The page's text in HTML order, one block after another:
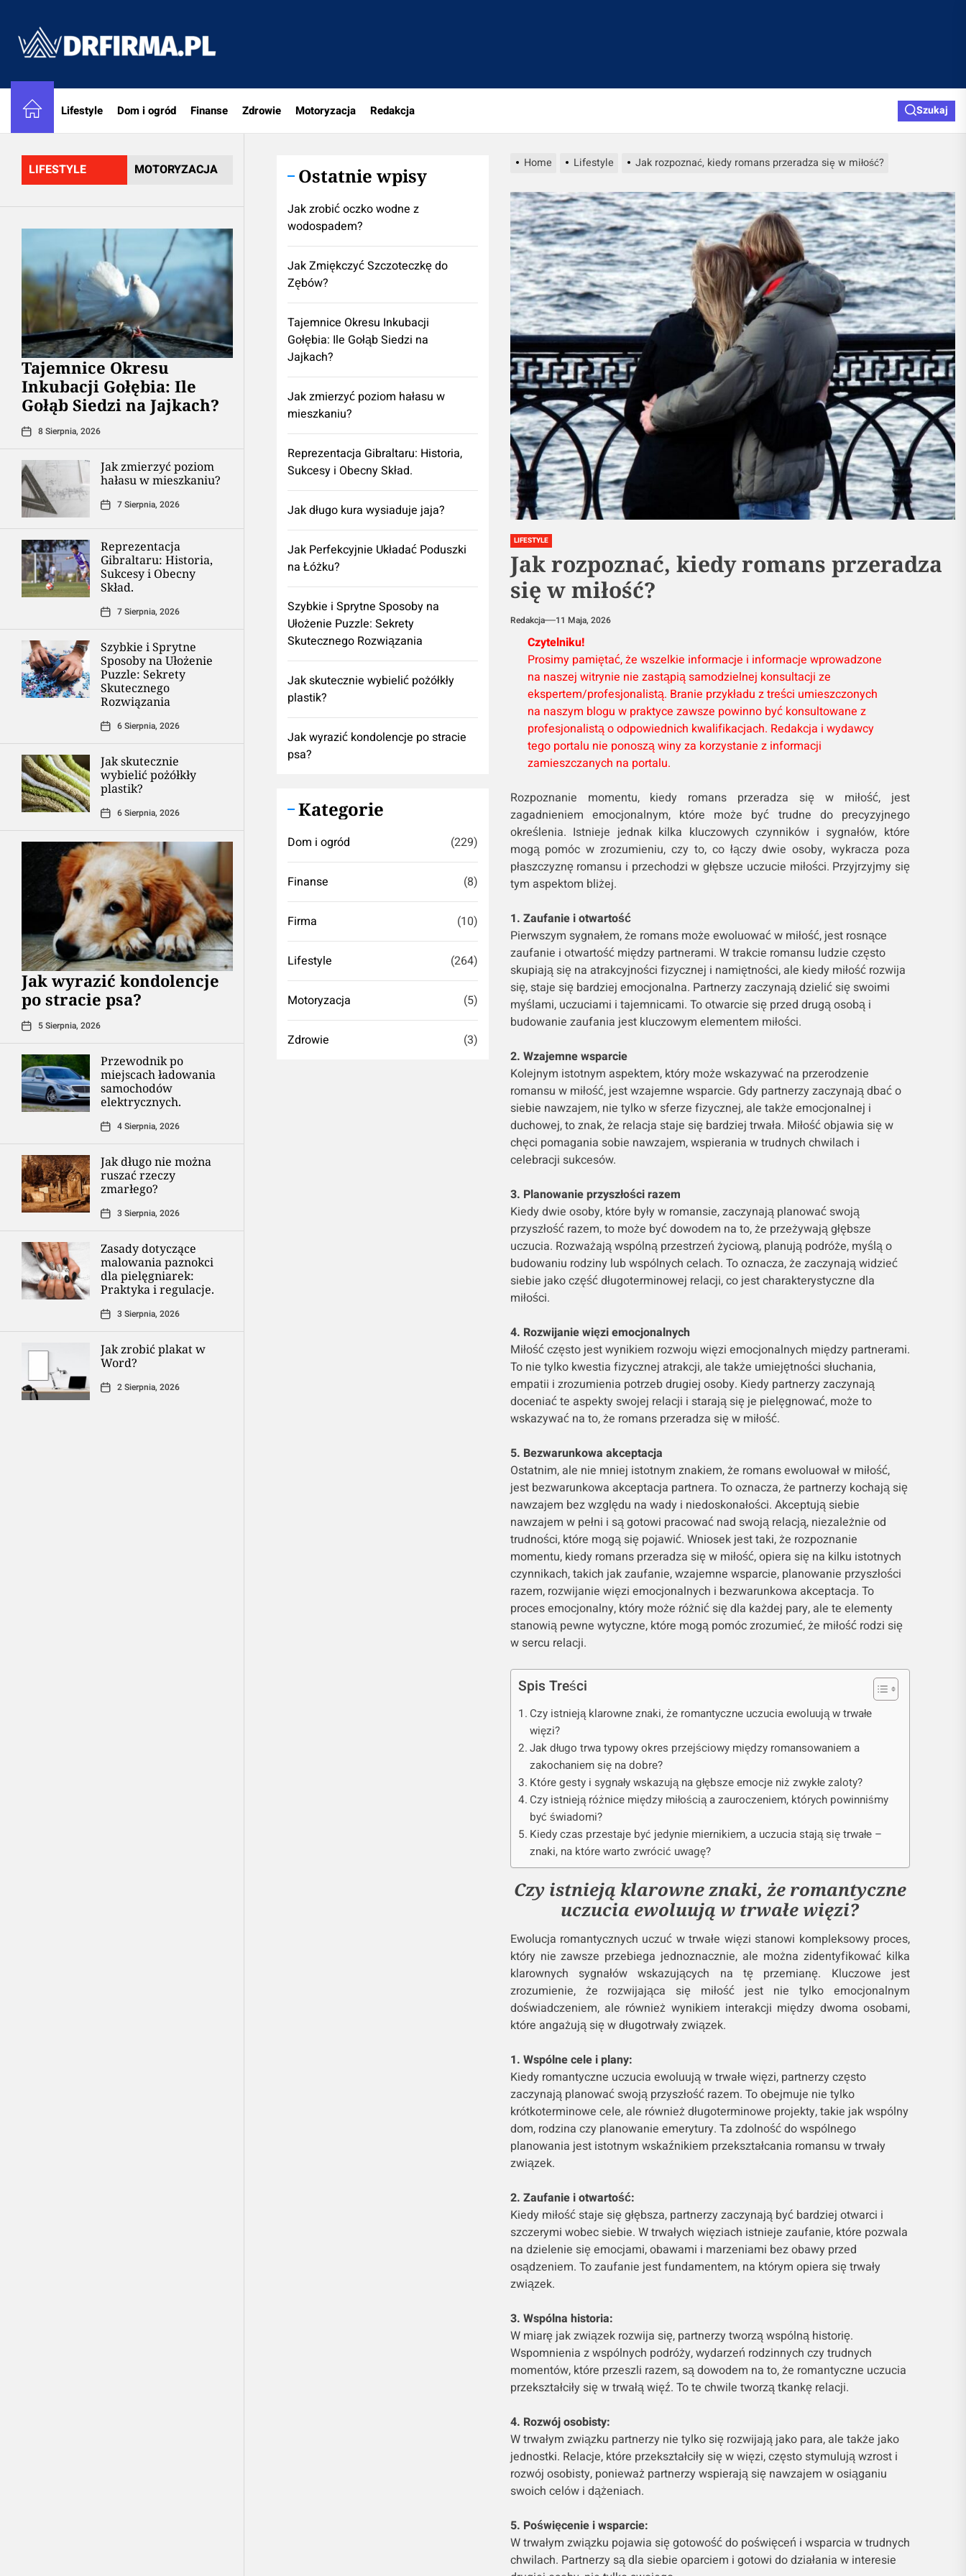
content
Lifestyle Dom i ogród Finanse Zdrowie Motoryzacja Redakcja Szukaj
LIFESTYLE MOTORYZACJA
Tajemnice Okresu
Inkubacji Gołębia: Ile
Gołąb Siedzi na Jajkach?
8 Sierpnia, 2026
Jak zmierzyć poziom
hałasu w mieszkaniu?
7 Sierpnia, 2026
Reprezentacja
Gibraltaru: Historia,
Sukcesy i Obecny
Skład.
7 Sierpnia, 2026
Szybkie i Sprytne
Sposoby na Ułożenie
Puzzle: Sekrety
Skutecznego
Rozwiązania
6 Sierpnia, 2026
Jak skutecznie
wybielić pożółkły
plastik?
6 Sierpnia, 2026
Jak wyrazić kondolencje
po stracie psa?
5 Sierpnia, 2026
Przewodnik po
miejscach ładowania
samochodów
elektrycznych.
4 Sierpnia, 2026
Jak długo nie można
ruszać rzeczy
zmarłego?
3 Sierpnia, 2026
Zasady dotyczące
malowania paznokci
dla pielęgniarek:
Praktyka i regulacje.
3 Sierpnia, 2026
Jak zrobić plakat w
Word?
2 Sierpnia, 2026
Home Lifestyle Jak rozpoznać, kiedy romans przeradza się w miłość?
LIFESTYLE
Jak rozpoznać, kiedy romans przeradza
się w miłość?
Redakcja 11 Maja, 2026
Czytelniku!
Prosimy pamiętać, że wszelkie informacje i informacje wprowadzone
na naszej witrynie nie zastąpią samodzielnej konsultacji ze
ekspertem/profesjonalistą. Branie przykładu z treści umieszczonych
na naszym blogu w praktyce zawsze powinno być konsultowane z
profesjonalistą o odpowiednich kwalifikacjach. Redakcja i wydawcy
tego portalu nie ponoszą winy za korzystanie z informacji
zamieszczanych na portalu.
Rozpoznanie momentu, kiedy romans przeradza się w miłość, jest
zagadnieniem emocjonalnym, które może być trudne do precyzyjnego
określenia. Istnieje jednak kilka kluczowych czynników i sygnałów, które
mogą pomóc w zrozumieniu, czy to, co łączy dwie osoby, wykracza poza
płaszczyznę romansu i przechodzi w głębsze uczucie miłości. Przyjrzyjmy się
tym aspektom bliżej.
1. Zaufanie i otwartość
Pierwszym sygnałem, że romans może ewoluować w miłość, jest rosnące
zaufanie i otwartość między partnerami. W trakcie romansu ludzie często
skupiają się na atrakcyjności fizycznej i namiętności, ale kiedy miłość rozwija
się, staje się bardziej emocjonalna. Partnerzy zaczynają dzielić się swoimi
myślami, uczuciami i tajemnicami. To otwarcie się przed drugą osobą i
budowanie zaufania jest kluczowym elementem miłości.
2. Wzajemne wsparcie
Kolejnym istotnym aspektem, który może wskazywać na przerodzenie
romansu w miłość, jest wzajemne wsparcie. Gdy partnerzy zaczynają dbać o
siebie nawzajem, nie tylko w sferze fizycznej, ale także emocjonalnej i
duchowej, to znak, że relacja staje się bardziej trwała. Miłość objawia się w
chęci pomagania sobie nawzajem, wspierania w trudnych chwilach i
celebracji sukcesów.
3. Planowanie przyszłości razem
Kiedy dwie osoby, które były w romansie, zaczynają planować swoją
przyszłość razem, to może być dowodem na to, że przeżywają głębsze
uczucia. Rozważają wspólną przestrzeń życiową, planują podróże, myślą o
budowaniu rodziny lub wspólnych celach. To oznacza, że zaczynają widzieć
siebie jako część długoterminowej relacji, co jest charakterystyczne dla
miłości.
4. Rozwijanie więzi emocjonalnych
Miłość często jest wynikiem rozwoju więzi emocjonalnych między partnerami.
To nie tylko kwestia fizycznej atrakcji, ale także umiejętności słuchania,
empatii i zrozumienia potrzeb drugiej osoby. Kiedy partnerzy zaczynają
doceniać te aspekty swojej relacji i starają się je pielęgnować, może to
wskazywać na to, że romans przeradza się w miłość.
5. Bezwarunkowa akceptacja
Ostatnim, ale nie mniej istotnym znakiem, że romans ewoluował w miłość,
jest bezwarunkowa akceptacja partnera. To oznacza, że partnerzy kochają się
nawzajem bez względu na wady i niedoskonałości. Akceptują siebie
nawzajem w pełni i są gotowi pracować nad swoją relacją, niezależnie od
trudności, które mogą się pojawić. Wniosek jest taki, że rozpoznanie
momentu, kiedy romans przeradza się w miłość, opiera się na kilku istotnych
czynnikach, takich jak zaufanie, wzajemne wsparcie, planowanie przyszłości
razem, rozwijanie więzi emocjonalnych i bezwarunkowa akceptacja. To
proces emocjonalny, który może różnić się dla każdej pary, ale te elementy
stanowią pewne wytyczne, które mogą pomóc zrozumieć, że miłość rodzi się
w sercu relacji.
Spis Treści
Czy istnieją klarowne znaki, że romantyczne uczucia ewoluują w trwałe
więzi?
Jak długo trwa typowy okres przejściowy między romansowaniem a
zakochaniem się na dobre?
Które gesty i sygnały wskazują na głębsze emocje niż zwykłe zaloty?
Czy istnieją różnice między miłością a zauroczeniem, których powinniśmy
być świadomi?
Kiedy czas przestaje być jedynie miernikiem, a uczucia stają się trwałe –
znaki, na które warto zwrócić uwagę?
Czy istnieją klarowne znaki, że romantyczne
uczucia ewoluują w trwałe więzi?
Ewolucja romantycznych uczuć w trwałe więzi stanowi kompleksowy proces,
który nie zawsze przebiega jednoznacznie, ale można zidentyfikować kilka
klarownych sygnałów wskazujących na tę przemianę. Kluczowe jest
zrozumienie, że rozwijająca się miłość jest nie tylko emocjonalnym
doświadczeniem, ale również wynikiem interakcji między dwoma osobami,
które angażują się w długotrwały związek.
1. Wspólne cele i plany:
Kiedy romantyczne uczucia ewoluują w trwałe więzi, partnerzy często
zaczynają planować swoją przyszłość razem. To obejmuje nie tylko
krótkoterminowe cele, ale również długoterminowe projekty, takie jak wspólny
dom, rodzina czy planowanie emerytury. Ta zdolność do wspólnego
planowania jest istotnym wskaźnikiem przekształcania romansu w trwały
związek.
2. Zaufanie i otwartość:
Kiedy miłość staje się głębsza, partnerzy zaczynają być bardziej otwarci i
szczerymi wobec siebie. W trwałych więziach istnieje zaufanie, które pozwala
na dzielenie się emocjami, obawami i marzeniami bez obawy przed
osądzeniem. To zaufanie jest fundamentem, na którym opiera się trwały
związek.
3. Wspólna historia:
W miarę jak związek rozwija się, partnerzy tworzą wspólną historię.
Wspomnienia z wspólnych podróży, wydarzeń rodzinnych czy trudnych
momentów, które przeszli razem, są dowodem na to, że romantyczne uczucia
przekształciły się w trwałą więź. To te chwile tworzą tkankę relacji.
4. Rozwój osobisty:
W trwałym związku partnerzy nie tylko się rozwijają jako para, ale także jako
jednostki. Relacje, które przekształciły się w więzi, często stymulują wzrost i
rozwój osobisty, ponieważ partnerzy wspierają się nawzajem w osiąganiu
swoich celów i dążeniach.
5. Poświęcenie i wsparcie:
W trwałym związku pojawia się gotowość do poświęceń i wsparcia w trudnych
chwilach. Partnerzy są dla siebie oparciem i gotowi do działania w interesie
Ostatnie wpisy
Jak zrobić oczko wodne z
wodospadem?
Jak Zmiękczyć Szczoteczkę do
Zębów?
Tajemnice Okresu Inkubacji
Gołębia: Ile Gołąb Siedzi na
Jajkach?
Jak zmierzyć poziom hałasu w
mieszkaniu?
Reprezentacja Gibraltaru: Historia,
Sukcesy i Obecny Skład.
Jak długo kura wysiaduje jaja?
Jak Perfekcyjnie Układać Poduszki
na Łóżku?
Szybkie i Sprytne Sposoby na
Ułożenie Puzzle: Sekrety
Skutecznego Rozwiązania
Jak skutecznie wybielić pożółkły
plastik?
Jak wyrazić kondolencje po stracie
psa?
Kategorie
Dom i ogród (229)
Finanse (8)
Firma (10)
Lifestyle (264)
Motoryzacja (5)
Zdrowie (3)